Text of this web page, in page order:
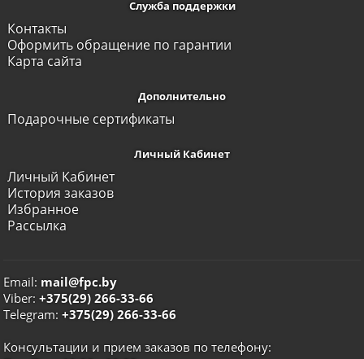
Служба поддержки
Контакты
Оформить обращение по гарантии
Карта сайта
Дополнительно
Подарочные сертификаты
Личный Кабинет
Личный Кабинет
История заказов
Избранное
Рассылка
Email: mail@fpc.by
Viber:+375(29) 266-33-66
Telegram:+375(29) 266-33-66
Консультации и прием заказов по телефону: